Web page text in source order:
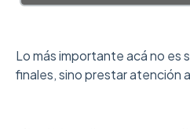
Lo más importante acá no es
finales, sino prestar atención